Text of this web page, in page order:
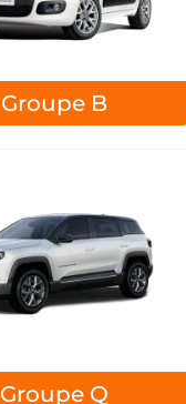
Groupe B
Groupe Q